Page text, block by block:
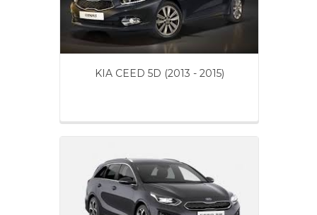
KIA CEED 5D (2013 - 2015)